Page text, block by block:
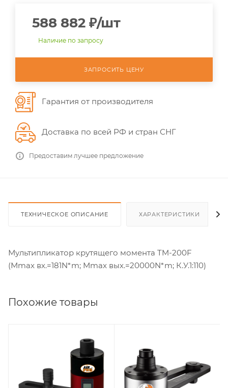
588 882 ₽/шт
Наличие по запросу
ЗАПРОСИТЬ ЦЕНУ
Гарантия от производителя
Доставка по всей РФ и стран СНГ
Предоставим лучшее предложение
ТЕХНИЧЕСКОЕ ОПИСАНИЕ ХАРАКТЕРИСТИКИ
Мультипликатор крутящего момента TM-200F
(Мmax вх.=181N*m; Мmax вых.=20000N*m; К.У.1:110)
Похожие товары
Момент затяжки max,
Нм
дюйм
Коэффициент
усиления